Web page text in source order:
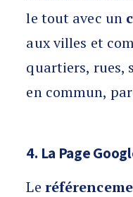
le tout avec un
aux villes et
quartiers, rues,
en commun,
4. La Page
Le